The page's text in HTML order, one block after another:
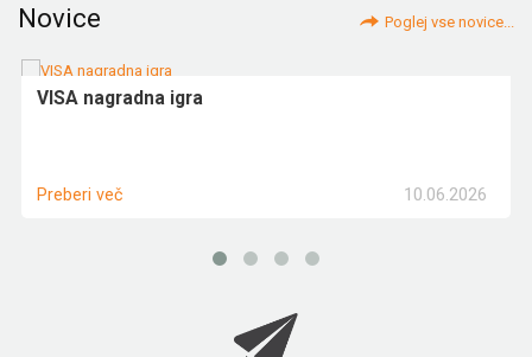
Novice Poglej vse novice...
VISA nagradna igra
10.06.2026
Preberi več